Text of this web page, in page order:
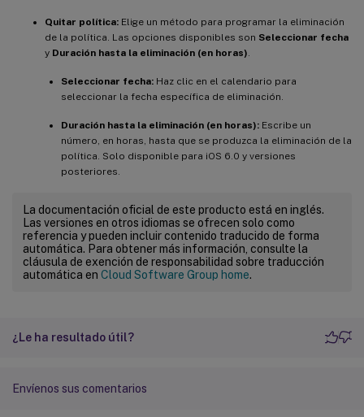
Quitar política: Elige un método para programar la eliminación
de la política. Las opciones disponibles son Seleccionar fecha
y Duración hasta la eliminación (en horas)
Seleccionar fecha: Haz clic en el calendario para
seleccionar la fecha específica de eliminación.
Duración hasta la eliminación (en horas): Escribe un
número, en horas, hasta que se produzca la eliminación de la
política. Solo disponible para iOS 6.0 y versiones
posteriores.
La documentación oficial de este producto está en inglés.
Las versiones en otros idiomas se ofrecen solo como
referencia y pueden incluir contenido traducido de forma
automática. Para obtener más información, consulte la
cláusula de exención de responsabilidad sobre traducción
automática en Cloud Software Group home.
¿Le ha resultado útil?
Envíenos sus comentarios